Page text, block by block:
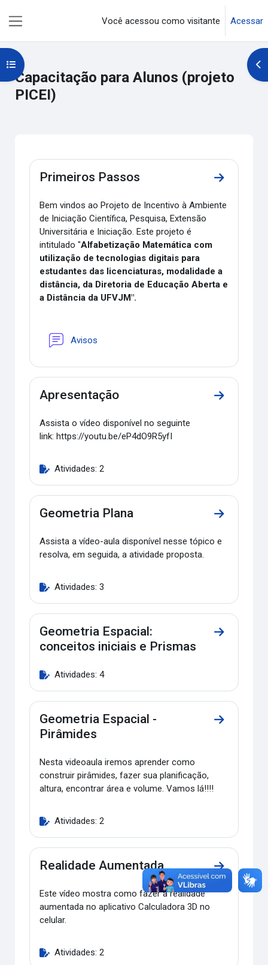
Você acessou como visitante Acessar
Capacitação para Alunos (projeto
PICEI)
Abrir índice do curso
Contorno da seção
Primeiros Passos
Ir para a
Bem vindos ao Projeto de Incentivo à Ambiente
de Iniciação Científica, Pesquisa, Extensão
Universitária e Iniciação. Este projeto é
intitulado "Alfabetização Matemática com
utilização de tecnologias digitais para
estudantes das licenciaturas, modalidade a
distância, da Diretoria de Educação Aberta e
a Distância da UFVJM".
Avisos
Apresentação
Ir para a
Assista o vídeo disponível no seguinte
link: https://youtu.be/eP4dO9R5yfI
Atividades: 2
Geometria Plana
Ir para a
Assista a vídeo-aula disponível nesse tópico e
resolva, em seguida, a atividade proposta.
Atividades: 3
Geometria Espacial:
conceitos iniciais e Prismas
Ir para a
Atividades: 4
Geometria Espacial -
Pirâmides
Ir para a
Nesta videoaula iremos aprender como
construir pirâmides, fazer sua planificação,
altura, encontrar área e volume. Vamos lá!!!!
Atividades: 2
Realidade Aumentada
Ir para a
Este vídeo mostra como fazer a realidade
aumentada no aplicativo Calculadora 3D no
celular.
Atividades: 2